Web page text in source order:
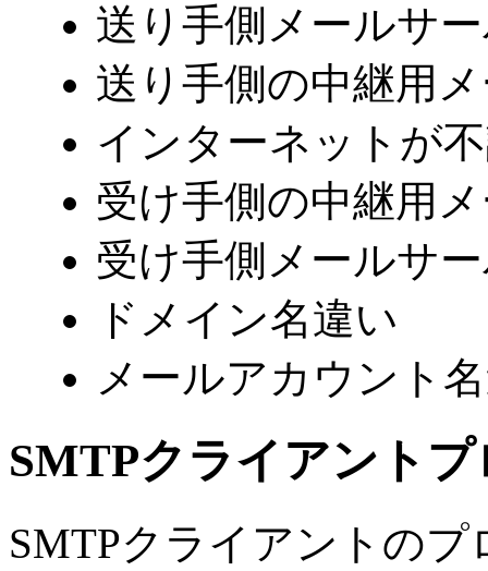
送り手側メールサ
送り手側の中継用
インターネットが
受け手側の中継用
受け手側メールサ
ドメイン名違い
メールアカウント
SMTPクライアント
SMTPクライアントの